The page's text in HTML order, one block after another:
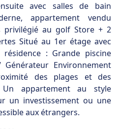
avec salles de bain
appartement vendu
privilégié au golf Store + 2
Situé au 1er étage avec
: Grande piscine
Environnement
des plages et des
appartement au style
un investissement ou une
aux étrangers.